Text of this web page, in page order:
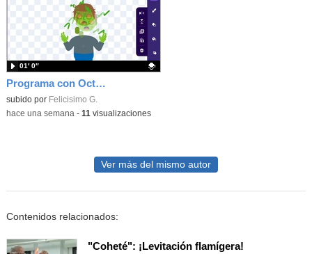
Programa con OctoStudio, un juego homenajeando al House of the dead con Zombies
Contenido educativo.
subido por Felicisimo G.
01′ 0″
-hace una semana - 11 visualizaciones
Ver más del mismo autor
Contenidos relacionados:
"Coheté": ¡Levitación flamígera!